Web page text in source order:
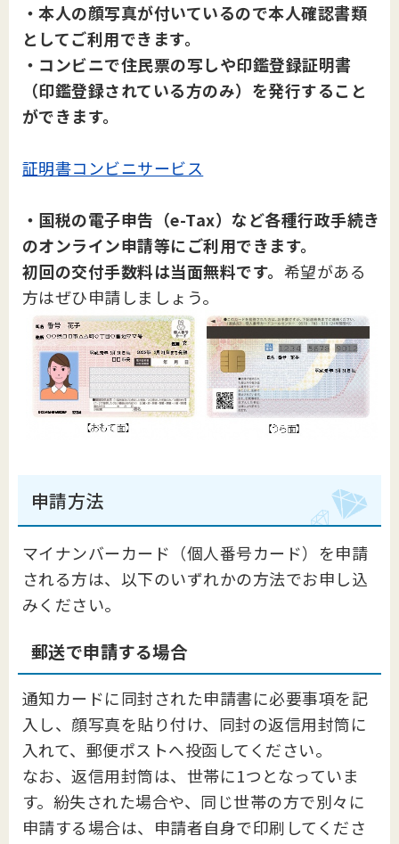
・本人の顔写真が付いているので本人確認書類
としてご利用できます。
・コンビニで住民票の写しや印鑑登録証明書
（印鑑登録されている方のみ）を発行すること
ができます。
証明書コンビニサービス
・国税の電子申告（e-Tax）など各種行政手続き
のオンライン申請等にご利用できます。
初回の交付手数料は当面無料です。 希望がある
方はぜひ申請しましょう。
申請方法
マイナンバーカード（個人番号カード）を申請
される方は、以下のいずれかの方法でお申し込
みください。
郵送で申請する場合
通知カードに同封された申請書に必要事項を記
入し、顔写真を貼り付け、同封の返信用封筒に
入れて、郵便ポストへ投函してください。
なお、返信用封筒は、世帯に1つとなっていま
す。紛失された場合や、同じ世帯の方で別々に
申請する場合は、申請者自身で印刷してくださ